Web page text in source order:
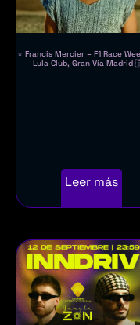
⭐ Francis Mercier – F1 Race
Lula Club, Gran Vía Madrid
Leer más